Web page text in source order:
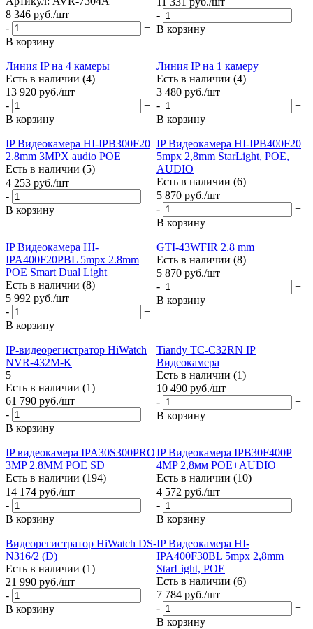
8 346 руб./шт
-
+
В корзину
-
+
В корзину
Линия IP на 4 камеры
Есть в наличии (4)
13 920 руб./шт
-
+
В корзину
Линия IP на 1 камеру
Есть в наличии (4)
3 480 руб./шт
-
+
В корзину
IP Видеокамера HI-IPB300F20
2.8mm 3MPX audio POE
Есть в наличии (5)
4 253 руб./шт
-
+
В корзину
IP Видеокамера HI-IPB400F20
5mpx 2,8mm StarLight, POE,
AUDIO
Есть в наличии (6)
5 870 руб./шт
-
+
В корзину
IP Видеокамера HI-
IPA400F20PBL 5mpx 2.8mm
POE Smart Dual Light
Есть в наличии (8)
5 992 руб./шт
-
+
В корзину
GTI-43WFIR 2.8 mm
Есть в наличии (8)
5 870 руб./шт
-
+
В корзину
IP-видеорегистратор HiWatch
NVR-432M-K
5
Есть в наличии (1)
61 790 руб./шт
-
+
В корзину
Tiandy TC-C32RN IP
Видеокамера
Есть в наличии (1)
10 490 руб./шт
-
+
В корзину
IP видеокамера IPA30S300PRO
3MP 2.8MM POE SD
Есть в наличии (194)
14 174 руб./шт
-
+
В корзину
IP Видеокамера IPB30F400P
4MP 2,8мм POE+AUDIO
Есть в наличии (10)
4 572 руб./шт
-
+
В корзину
Видеорегистратор HiWatch DS-
N316/2 (D)
Есть в наличии (1)
21 990 руб./шт
-
+
В корзину
IP Видеокамера HI-
IPA400F30BL 5mpx 2,8mm
StarLight, POE
Есть в наличии (6)
7 784 руб./шт
-
+
В корзину